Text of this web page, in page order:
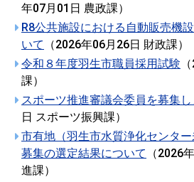
年07月01日 農政課）
R8公共施設における自動販売機
いて
（2026年06月26日 財政課）
令和８年度羽生市職員採用試験 （
課）
スポーツ推進審議会委員を募集し
日 スポーツ振興課）
市有地（羽生市水質浄化センタ
募集の選定結果について
（2026
進課）